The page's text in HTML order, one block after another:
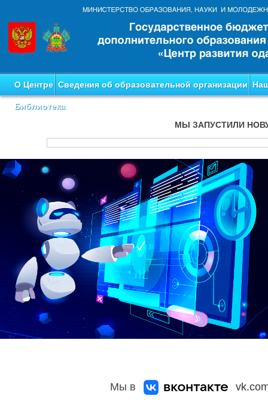
О Центре Сведения об образовательной организации
Библиотека
МЫ ЗАПУСТИЛИ
Мы в